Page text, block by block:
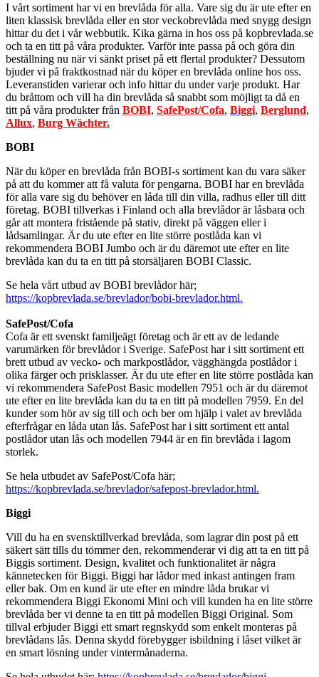
I vårt sortiment har vi en brevlåda för alla. Vare sig du är ute efter en
liten klassisk brevlåda eller en stor veckobrevlåda med snygg design
hittar du det i vår webbutik. Kika gärna in hos oss på kopbrevlada.se
och ta en titt på våra produkter. Varför inte passa på och göra din
beställning nu när vi sänkt priset på ett flertal produkter? Dessutom
bjuder vi på fraktkostnad när du köper en brevlåda online hos oss.
Leveranstiden varierar och info hittar du under varje produkt. Har
du bråttom och vill ha din brevlåda så snabbt som möjligt ta då en
titt på våra produkter från BOBI, SafePost/Cofa, Biggi, Berglund,
Allux, Burg Wächter.
BOBI
När du köper en brevlåda från BOBI-s sortiment kan du vara säker
på att du kommer att få valuta för pengarna. BOBI har en brevlåda
för alla vare sig du behöver en låda till din villa, radhus eller till ditt
företag. BOBI tillverkas i Finland och alla brevlådor är låsbara och
går att montera fristående på stativ, direkt på väggen eller i
lådsamlingar. Är du ute efter en lite större postlåda kan vi
rekommendera BOBI Jumbo och är du däremot ute efter en lite
brevlåda kan du ta en titt på storsäljaren BOBI Classic.
Se hela vårt utbud av BOBI brevlådor här;
https://kopbrevlada.se/brevlador/bobi-brevlador.html.
SafePost/Cofa
Cofa är ett svenskt familjeägt företag och är ett av de ledande
varumärken för brevlådor i Sverige. SafePost har i sitt sortiment ett
brett utbud av vecko- och markpostlådor, vägghängda postlådor i
olika färger och prisklasser. Är du ute efter en lite större postlåda kan
vi rekommendera SafePost Basic modellen 7951 och är du däremot
ute efter en lite brevlåda kan du ta en titt på modellen 7959. En del
kunder som hör av sig till och och ber om hjälp i valet av brevlåda
efterfrågar en låda utan lås. SafePost har i sitt sortiment ett antal
postlådor utan lås och modellen 7944 är en fin brevlåda i lagom
storlek.
Se hela utbudet av SafePost/Cofa här;
https://kopbrevlada.se/brevlador/safepost-brevlador.html.
Biggi
Vill du ha en svensktillverkad brevlåda, som lagrar din post på ett
säkert sätt tills du tömmer den, rekommenderar vi dig att ta en titt på
Biggis sortiment. Design, kvalitet och funktionalitet är några
kännetecken för Biggi. Biggi har lådor med inkast antingen fram
eller bak. Om en kund är ute efter en mindre låda brukar vi
rekommendera Biggi Ekonomi Mini och vill kunden ha en lite större
brevlåda ber vi denne ta en titt på modellen Biggi Original. Som
tillval erbjuder Biggi ett smart regnskydd som enkelt monteras på
brevlådans lås. Denna skydd förebygger isbildning i låset vilket är
en smart lösning under vintermånaderna.